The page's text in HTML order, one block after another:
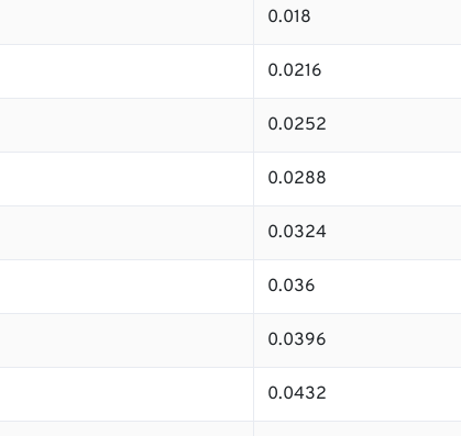
0.018
0.0216
0.0252
0.0288
0.0324
0.036
0.0396
0.0432